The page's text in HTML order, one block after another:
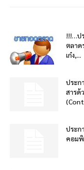
!!!…ป
ตลาด
เก๋ง,...
ประก
สารด้
ประก
คอมพิ